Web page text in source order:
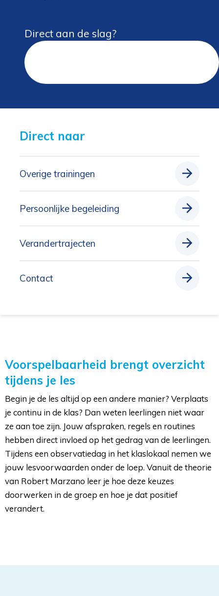
Direct aan de slag?
Direct naar
Overige trainingen
Persoonlijke begeleiding
Verandertrajecten
Contact
Voorspelbaarheid brengt overzicht
tijdens je les
Begin je de les altijd op een andere manier? Verplaats
je continu in de klas? Dan weten leerlingen niet waar
ze aan toe zijn. Jouw afspraken, regels en routines
hebben direct invloed op het gedrag van de leerlingen.
Tijdens een observatiedag in het klaslokaal nemen we
jouw lesvoorwaarden onder de loep. Vanuit de theorie
van Robert Marzano leer je hoe deze keuzes
doorwerken in de groep en hoe je dat positief
verandert.